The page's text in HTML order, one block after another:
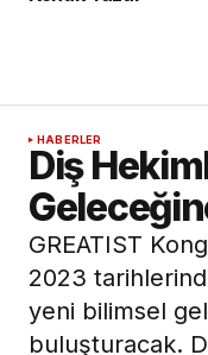
performansını
Tedavisinde
ışık tutacak.
17 Ağustos 2023